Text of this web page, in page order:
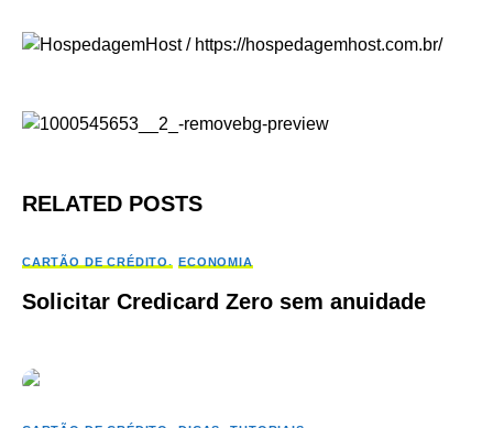
RELATED POSTS
CARTÃO DE CRÉDITO ECONOMIA
Solicitar Credicard Zero sem anuidade